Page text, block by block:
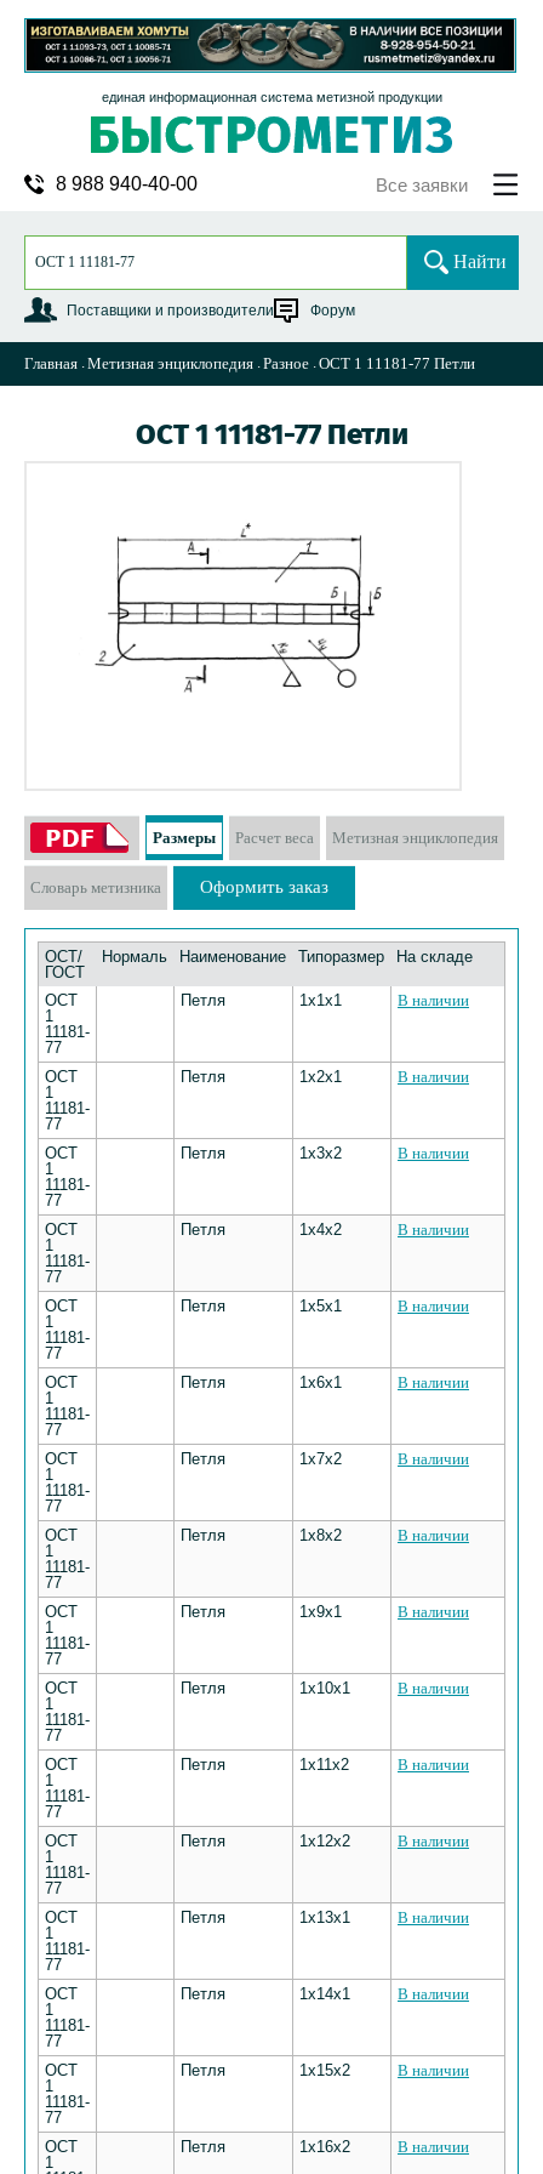
единая информационная система метизной продукции
8 988 940-40-00 Все заявки
Поставщики и производители Форум
Найти
Главная Метизная энциклопедия Разное ОСТ 1 11181-77 Петли
ОСТ 1 11181-77 Петли
Размеры Расчет веса Метизная энциклопедия
Словарь метизника Оформить заказ
ОСТ/
ГОСТ
Нормаль Наименование Типоразмер На складе
ОСТ
1
11181-
77
Петля 1х1х1 В наличии
ОСТ
1
11181-
77
Петля 1х2х1 В наличии
ОСТ
1
11181-
77
Петля 1х3х2 В наличии
ОСТ
1
11181-
77
Петля 1х4х2 В наличии
ОСТ
1
11181-
77
Петля 1х5х1 В наличии
ОСТ
1
11181-
77
Петля 1х6х1 В наличии
ОСТ
1
11181-
77
Петля 1х7х2 В наличии
ОСТ
1
11181-
77
Петля 1х8х2 В наличии
ОСТ
1
11181-
77
Петля 1х9х1 В наличии
ОСТ
1
11181-
77
Петля 1х10х1 В наличии
ОСТ
1
11181-
77
Петля 1х11х2 В наличии
ОСТ
1
11181-
77
Петля 1х12х2 В наличии
ОСТ
1
11181-
77
Петля 1х13х1 В наличии
ОСТ
1
11181-
77
Петля 1х14х1 В наличии
ОСТ
1
11181-
77
Петля 1х15х2 В наличии
ОСТ
1
Петля 1х16х2 В наличии